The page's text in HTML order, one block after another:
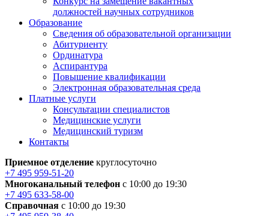
должностей научных сотрудников
Образование
Сведения об образовательной организации
Абитуриенту
Ординатура
Аспирантура
Повышение квалификации
Электронная образовательная среда
Платные услуги
Консультации специалистов
Медицинские услуги
Медицинский туризм
Контакты
Приемное отделение круглосуточно
+7 495 959-51-20
Многоканальный телефон с 10:00 до 19:30
+7 495 633-58-00
Справочная с 10:00 до 19:30